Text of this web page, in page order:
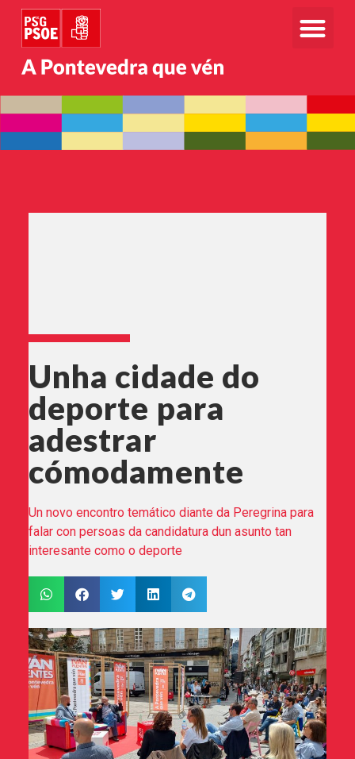
Unha cidade do
deporte para
adestrar
cómodamente
Un novo encontro temático diante da Peregrina para
falar con persoas da candidatura dun asunto tan
interesante como o deporte